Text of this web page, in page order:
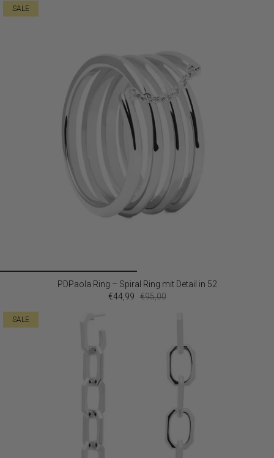
SALE
PDPaola Ring – Spiral Ring mit Detail in 52
€44,99 €95,00
SALE